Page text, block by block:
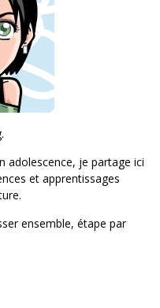
adolescence, je partage ici
et apprentissages
ensemble, étape par